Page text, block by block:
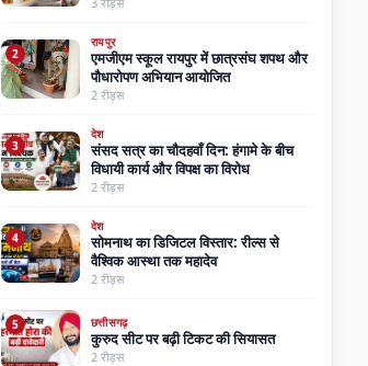
2
रायपुर
एमजीएम स्कूल रायपुर में छात्रसंघ शपथ और
पौधारोपण अभियान आयोजित
2 रीड्स
3
देश
संसद सत्र का चौदहवाँ दिन: हंगामे के बीच
विधायी कार्य और विपक्ष का विरोध
2 रीड्स
4
देश
सोमनाथ का डिजिटल विस्तार: रील्स से
वैश्विक आस्था तक महादेव
2 रीड्स
5 छत्तीसगढ़
कुरुद सीट पर बढ़ी टिकट की सियासत
2 रीड्स